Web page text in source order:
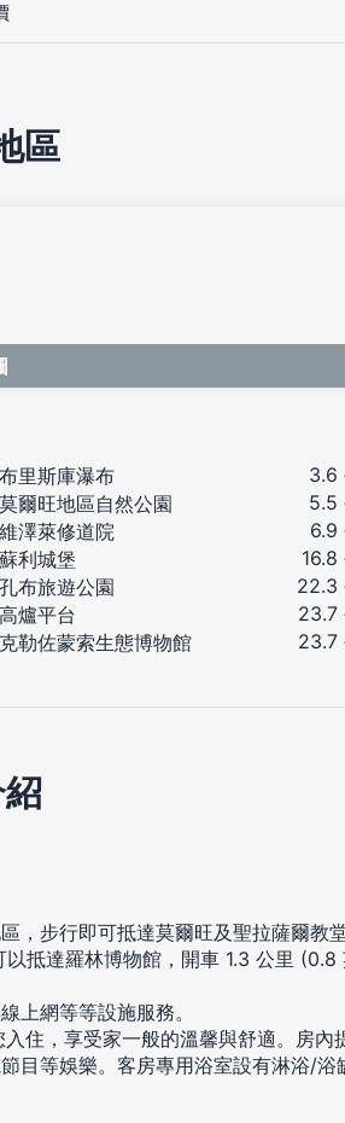
區
布里斯庫瀑布
3.6
莫爾旺地區自然公園
5.5
維澤萊修道院
6.9
蘇利城堡
16.8
孔布旅遊公園
22.3
高爐平台
23.7
克勒佐蒙索生態博物館
23.7
，步行即可抵達莫爾旺及聖拉薩爾教堂
抵達羅林博物館，開車 1.3 公里 (0.8
上網等等設施服務。
住，享受家一般的溫馨與舒適。房內
目等娛樂。客房專用浴室設有淋浴/浴